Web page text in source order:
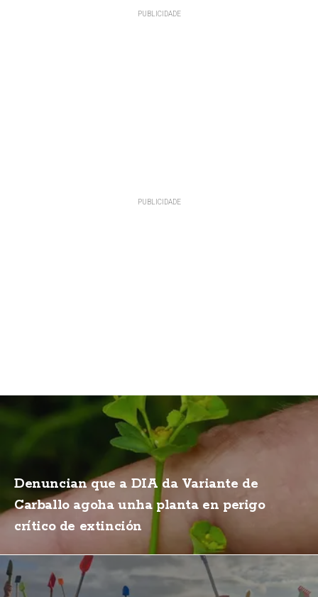
Denuncian que a DIA da Variante de
Carballo agoha unha planta en perigo
crítico de extinción